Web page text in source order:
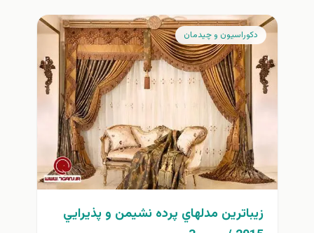
دكوراسيون و چيدمان
زيباترين مدلهاي پرده نشيمن و پذيرايي